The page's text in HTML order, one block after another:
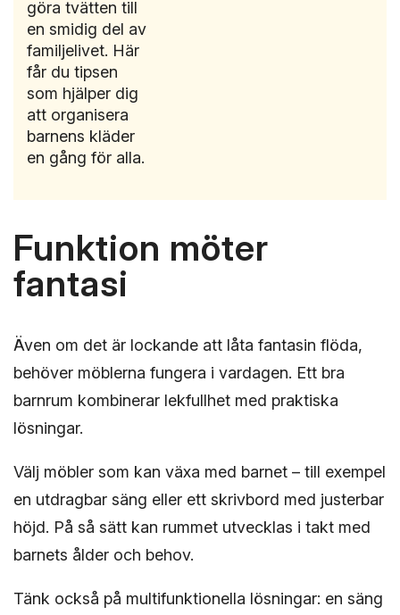
göra tvätten till
en smidig del av
familjelivet. Här
får du tipsen
som hjälper dig
att organisera
barnens kläder
en gång för alla.
Funktion möter
fantasi
Även om det är lockande att låta fantasin flöda,
behöver möblerna fungera i vardagen. Ett bra
barnrum kombinerar lekfullhet med praktiska
lösningar.
Välj möbler som kan växa med barnet – till exempel
en utdragbar säng eller ett skrivbord med justerbar
höjd. På så sätt kan rummet utvecklas i takt med
barnets ålder och behov.
Tänk också på multifunktionella lösningar: en säng